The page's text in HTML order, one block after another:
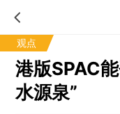
观点
港版SPAC
水源泉”